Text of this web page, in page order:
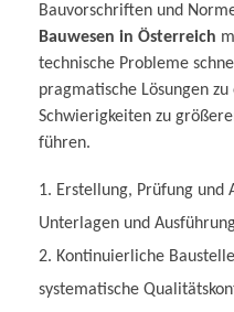
Bauvorschriften und
Bauwesen in Österreich
technische Probleme
pragmatische Lösungen
Schwierigkeiten zu
führen.
Erstellung, Prüfung und
Unterlagen und
Kontinuierliche
systematische